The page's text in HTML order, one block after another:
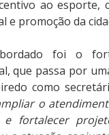
ao esporte,
e promoção da
foi o
que passa por
como
o
e fortalecer